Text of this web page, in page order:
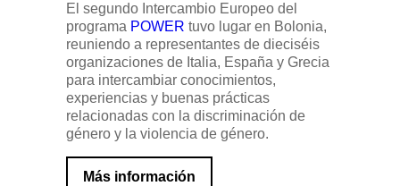
El segundo Intercambio Europeo del
programa POWER tuvo lugar en Bolonia,
reuniendo a representantes de dieciséis
organizaciones de Italia, España y Grecia
para intercambiar conocimientos,
experiencias y buenas prácticas
relacionadas con la discriminación de
género y la violencia de género.
Más información